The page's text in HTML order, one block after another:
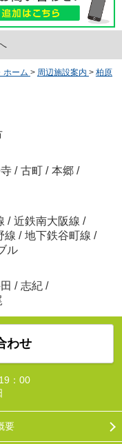
ホーム > 周辺施設案内 > 柏原
/ 古町 / 本郷 /
/ 近鉄南大阪線 /
線 / 地下鉄谷町線 /
ル
/ 志紀 /
わせ
：00
要